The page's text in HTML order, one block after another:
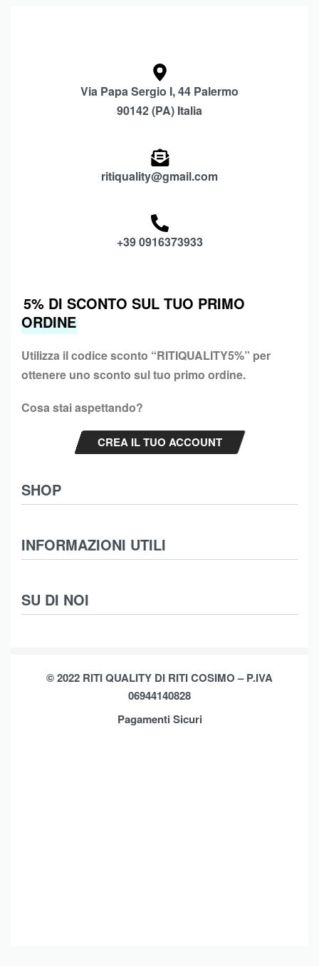
Via Papa Sergio I, 44 Palermo
90142 (PA) Italia
ritiquality@gmail.com
+39 0916373933
SHOP
Abbigliamento
Intimo
Moda Mare
SU DI NOI
Shop
INFORMAZIONI UTILI
Termini e Condizioni
Spedizioni
5% DI SCONTO SUL TUO PRIMO
ORDINE
Utilizza il codice sconto “RITIQUALITY5%” per
ottenere uno sconto sul tuo primo ordine.
Cosa stai aspettando?
CREA IL TUO ACCOUNT
© 2022 RITI QUALITY DI RITI COSIMO – P.IVA
06944140828
Pagamenti Sicuri